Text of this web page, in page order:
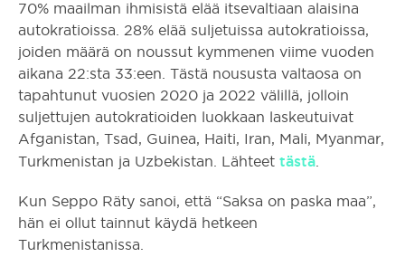
70% maailman ihmisistä elää itsevaltiaan alaisina
autokratioissa. 28% elää suljetuissa autokratioissa,
joiden määrä on noussut kymmenen viime vuoden
aikana 22:sta 33:een. Tästä noususta valtaosa on
tapahtunut vuosien 2020 ja 2022 välillä, jolloin
suljettujen autokratioiden luokkaan laskeutuivat
Afganistan, Tsad, Guinea, Haiti, Iran, Mali, Myanmar,
Turkmenistan ja Uzbekistan. Lähteet tästä
Kun Seppo Räty sanoi, että “Saksa on paska maa”,
hän ei ollut tainnut käydä hetkeen
Turkmenistanissa.